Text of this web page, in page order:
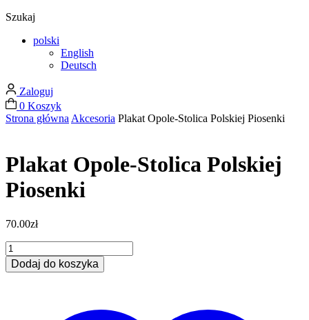
Szukaj
polski
English
Deutsch
Zaloguj
0 Koszyk
Strona główna Akcesoria Plakat Opole-Stolica Polskiej Piosenki
Plakat Opole-Stolica Polskiej
Piosenki
70.00zł
ilość
Plakat
Opole-
Dodaj do koszyka